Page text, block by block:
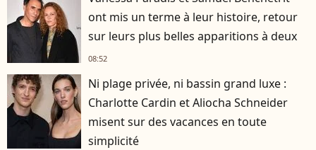
ont mis un terme à leur histoire, retour
sur leurs plus belles apparitions à deux
08:52
Ni plage privée, ni bassin grand luxe :
Charlotte Cardin et Aliocha Schneider
misent sur des vacances en toute
simplicité